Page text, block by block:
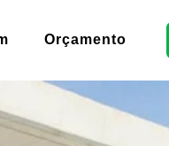
Orçamento